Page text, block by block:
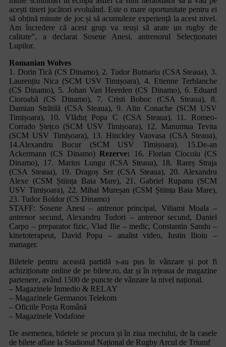
acești tineri jucători evoluând. Este o mare oportunitate pentru ei
să obțină minute de joc și să acumuleze experiență la acest nivel.
Am încredere că acest grup va reuși să arate un rugby de
calitate”, a declarat Sosene Anesi, antrenorul Selecționatei
Lupilor.
Romanian Wolves
1. Dorin Tică (CS Dinamo), 2. Tudor Butnariu (CSA Steaua), 3.
Laurențiu Nica (SCM USV Timișoara), 4. Etienne Terblanche
(CS Dinamo), 5. Johan Van Heerden (CS Dinamo), 6. Eduard
Cioroabă (CS Dinamo), 7. Cristi Boboc (CSA Steaua), 8.
Damian Strătilă (CSA Steaua), 9. Alin Conache (SCM USV
Timișoara), 10. Vlăduț Popa C (CSA Steaua), 11. Romeo-
Corrado Ștețco (SCM USV Timișoara), 12. Manumua Tevita
(SCM USV Timișoara), 13. Hinckley Vaovasa (CSA Steaua),
14.Alexandru Bucur (SCM USV Timișoara). 15.De-an
Ackermann (CS Dinamo)Rezerve: 16. Florian Ciocoiu (CS
Dinamo), 17. Marius Lungu (CSA Steaua), 18. Rareș Straja
(CSA Steaua), 19. Dragoș Ser (CSA Steaua), 20. Alexandru
Alexe (CSM Știința Baia Mare), 21. Gabriel Rupanu (SCM
USV Timișoara), 22. Mihai Mureșan (CSM Știința Baia Mare),
23. Tudor Boldor (CS Dinamo)
STAFF: Sosene Anesi – antrenor principal, Viliami Moala –
antrenor secund, Alexandru Tudori – antrenor secund, Daniel
Carpo – preparator fizic, Vlad Ilie – medic, Constantin Sandu –
kinetoterapeut, David Popa – analist video, Iustin Ilioiu –
manager.
Biletele pentru această partidă s-au pus în vânzare și pot fi
achiziționate online de pe bilete.ro, dar și în rețeaua de magazine
partenere, având 1500 de puncte de vânzare la nivel național.
– Magazinele Inmedio & RELAY
– Magazinele Germanos Telekom
– Oficiile Poșta Română
– Magazinele Vodafone
De asemenea, biletele se procura și în ziua meciului, de la casele
de bilete aflate la Stadionul Național de Rugby Arcul de Triumf